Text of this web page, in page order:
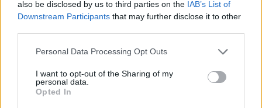
also be disclosed by us to third parties on the IAB’s List of
Downstream Participants that may further disclose it to other
Personal Data Processing Opt Outs
I want to opt-out of the Sharing of my
personal data.
Opted In